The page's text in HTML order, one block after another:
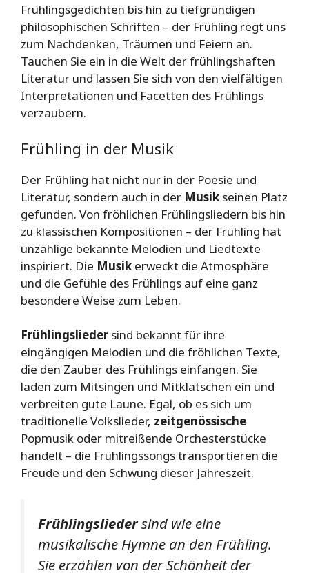
Frühlingsgedichten bis hin zu tiefgründigen
philosophischen Schriften – der Frühling regt uns
zum Nachdenken, Träumen und Feiern an.
Tauchen Sie ein in die Welt der frühlingshaften
Literatur und lassen Sie sich von den vielfältigen
Interpretationen und Facetten des Frühlings
verzaubern.
Frühling in der Musik
Der Frühling hat nicht nur in der Poesie und
Literatur, sondern auch in der Musik seinen Platz
gefunden. Von fröhlichen Frühlingsliedern bis hin
zu klassischen Kompositionen – der Frühling hat
unzählige bekannte Melodien und Liedtexte
inspiriert. Die Musik erweckt die Atmosphäre
und die Gefühle des Frühlings auf eine ganz
besondere Weise zum Leben.
Frühlingsliedersind bekannt für ihre
eingängigen Melodien und die fröhlichen Texte,
die den Zauber des Frühlings einfangen. Sie
laden zum Mitsingen und Mitklatschen ein und
verbreiten gute Laune. Egal, ob es sich um
traditionelle Volkslieder, zeitgenössische
Popmusik oder mitreißende Orchesterstücke
handelt – die Frühlingssongs transportieren die
Freude und den Schwung dieser Jahreszeit.
Frühlingsliedersind wie eine
musikalische Hymne an den Frühling.
Sie erzählen von der Schönheit der